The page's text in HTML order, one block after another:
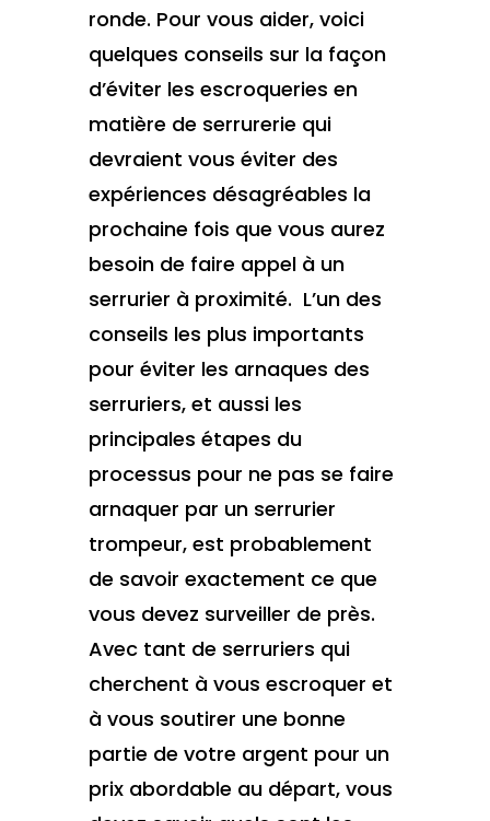
ronde. Pour vous aider, voici
quelques conseils sur la façon
d’éviter les escroqueries en
matière de serrurerie qui
devraient vous éviter des
expériences désagréables la
prochaine fois que vous aurez
besoin de faire appel à un
serrurier à proximité. L’un des
conseils les plus importants
pour éviter les arnaques des
serruriers, et aussi les
principales étapes du
processus pour ne pas se faire
arnaquer par un serrurier
trompeur, est probablement
de savoir exactement ce que
vous devez surveiller de près.
Avec tant de serruriers qui
cherchent à vous escroquer et
à vous soutirer une bonne
partie de votre argent pour un
prix abordable au départ, vous